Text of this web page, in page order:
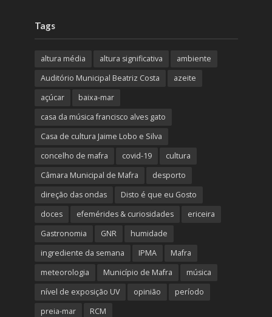
Tags
altura média altura significativa
ambiente
Auditório Municipal Beatriz Costa
azeite
açúcar
baixa-mar
casa da música francisco alves gato
Casa de cultura Jaime Lobo e Silva
concelho de mafra
covid-19
cultura
Câmara Municipal de Mafra
desporto
direção das ondas
Disto é que eu Gosto
doces
efemérides & curiosidades
ericeira
Gastronomia
GNR
humidade
ingrediente da semana
IPMA
Mafra
meteorologia
Município de Mafra
música
nível de exposição UV
opinião
período
preia-mar
RCM